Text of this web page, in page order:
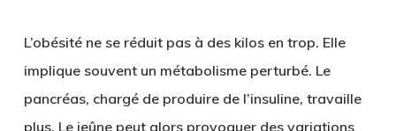
L’obésité ne se réduit pas à des kilos en trop. Elle
implique souvent un métabolisme perturbé. Le
pancréas, chargé de produire de l’insuline, travaille
plus. Le jeûne peut alors provoquer des variations